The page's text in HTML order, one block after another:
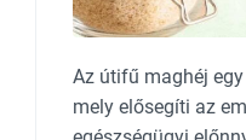
Az útifű maghéj
mely elősegíti az